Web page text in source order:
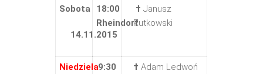
Sobota
14.11.2015
18:00
Rheindorf
† Janusz
Rutkowski
Niedziela9:30
† Adam Ledwoń